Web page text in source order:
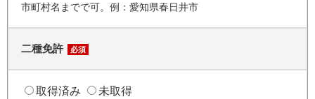
市町村名までで可。例：愛知県春日井市
二種免許 必須
取得済み 未取得